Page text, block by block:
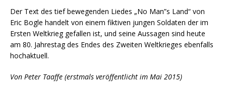
Der Text des tief bewegenden Liedes „No Man”s Land“ von
Eric Bogle handelt von einem fiktiven jungen Soldaten der im
Ersten Weltkrieg gefallen ist, und seine Aussagen sind heute
am 80. Jahrestag des Endes des Zweiten Weltkrieges ebenfalls
hochaktuell.
Von Peter Taaffe (erstmals veröffentlicht im Mai 2015)